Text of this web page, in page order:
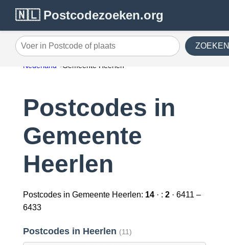
🇳🇱 Postcodezoeken.org
Voer in Postcode of plaats ZOEKEN
Nederland Gemeente Heerlen
Postcodes in
Gemeente
Heerlen
Postcodes in Gemeente Heerlen: 14· : 2· 6411 –
6433
Postcodes in Heerlen (11)